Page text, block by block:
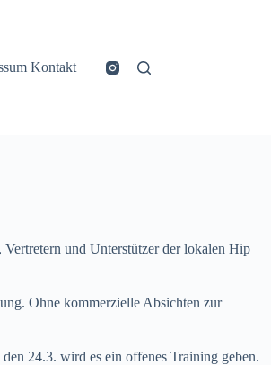
Kontakt
und Unterstützer der lokalen Hip
Ohne kommerzielle Absichten zur
24.3. wird es ein offenes Training geben.